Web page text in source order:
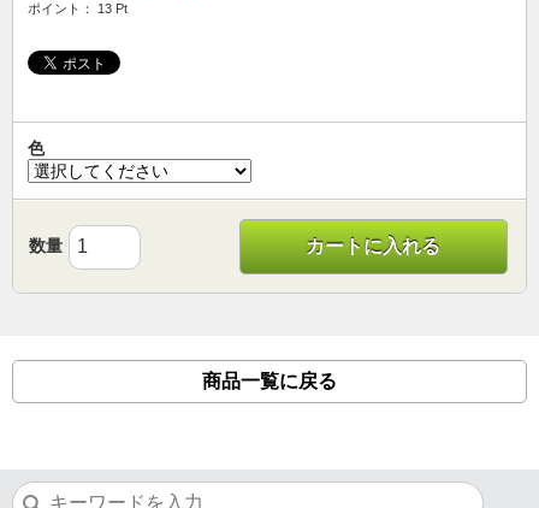
ポイント： 13 Pt
色
数量 カートに入れる
商品一覧に戻る